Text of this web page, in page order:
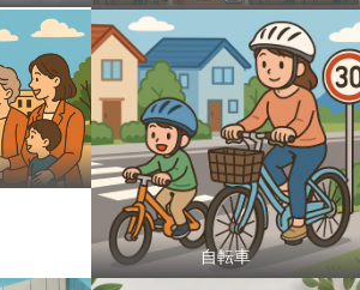
自転車